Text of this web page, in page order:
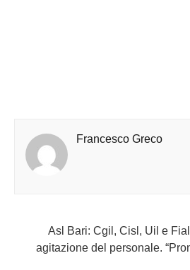
Francesco Greco
Asl Bari: Cgil, Cisl, Uil e
agitazione del personale.